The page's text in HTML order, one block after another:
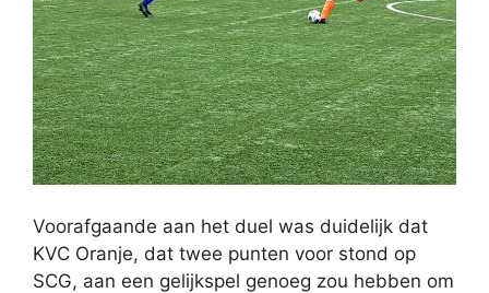
Voorafgaande aan het duel was duidelijk dat
KVC Oranje, dat twee punten voor stond op
SCG, aan een gelijkspel genoeg zou hebben om